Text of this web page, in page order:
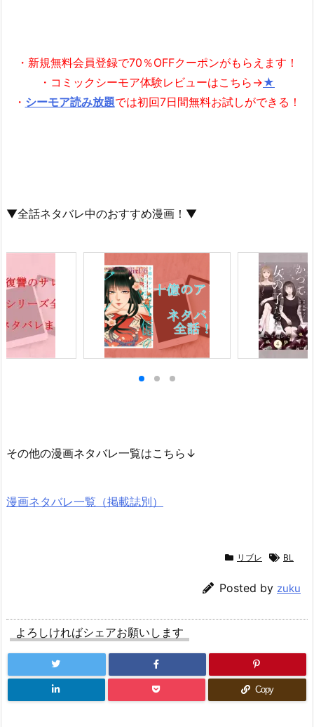
・新規無料会員登録で70％OFFクーポンがもらえます！
・コミックシーモア体験レビューはこちら→★
・ シーモア読み放題では初回7日間無料お試しができる！
▼全話ネタバレ中のおすすめ漫画！▼
その他の漫画ネタバレ一覧はこちら↓
漫画ネタバレ一覧（掲載誌別）
リブレ BL
Posted by zuku
よろしければシェアお願いします
Copy